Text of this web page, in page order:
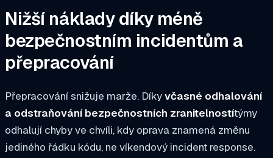
Nižší náklady díky méně
bezpečnostním incidentům a
přepracování
Přepracování snižuje marže. Díkyvčasné odhalování
a odstraňování bezpečnostních zranitelnostítýmy
odhalují chyby ve chvíli, kdy oprava znamená změnu
jediného řádku kódu, ne víkendový incident response.